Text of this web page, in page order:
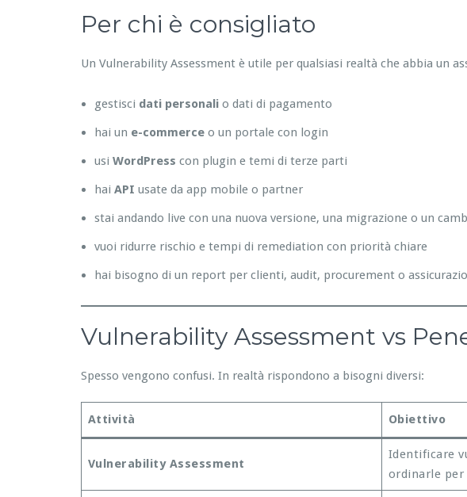
Per chi è consigliato
Un Vulnerability Assessment è utile per qualsiasi realtà che abbia un
gestisci dati personali o dati di pagamento
hai un e-commerce o un portale con login
usi WordPress con plugin e temi di terze parti
hai API usate da app mobile o partner
stai andando live con una nuova versione, una migrazione o un
vuoi ridurre rischio e tempi di remediation con priorità chiare
hai bisogno di un report per clienti, audit, procurement o
Vulnerability Assessment vs
Spesso vengono confusi. In realtà rispondono a bisogni diversi:
Attività Obiettivo
Vulnerability Assessment
Identificare
ordinarle per